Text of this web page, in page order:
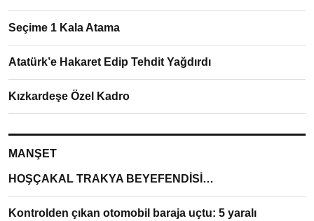
Seçime 1 Kala Atama
Atatürk’e Hakaret Edip Tehdit Yağdırdı
Kızkardeşe Özel Kadro
MANŞET
HOŞÇAKAL TRAKYA BEYEFENDİSİ…
Kontrolden çıkan otomobil baraja uçtu: 5 yaralı